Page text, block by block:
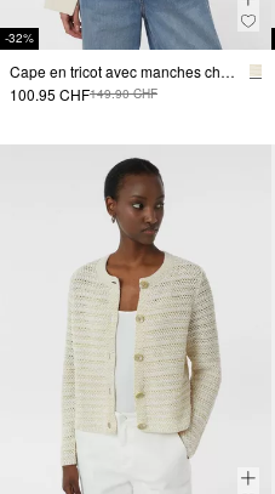
-32%
Cape en tricot avec manches chauve-souris et détails de boutons
100.95 CHF149.90 CHF